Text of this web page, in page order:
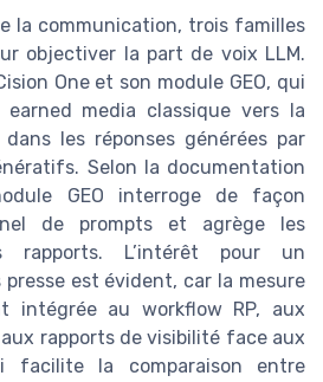
la communication, trois familles
objectiver la part de voix LLM.
One et son module GEO, qui
media classique vers la
les réponses générées par
Selon la documentation
GEO interroge de façon
de prompts et agrège les
rapports. L’intérêt pour un
presse est évident, car la mesure
intégrée au workflow RP, aux
rapports de visibilité face aux
facilite la comparaison entre